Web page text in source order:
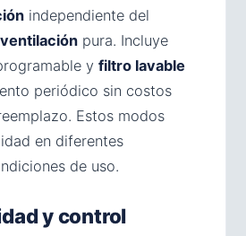
independiente del
ventilación pura. Incluye
y filtro lavable
periódico sin costos
Estos modos
en diferentes
de uso.
y control